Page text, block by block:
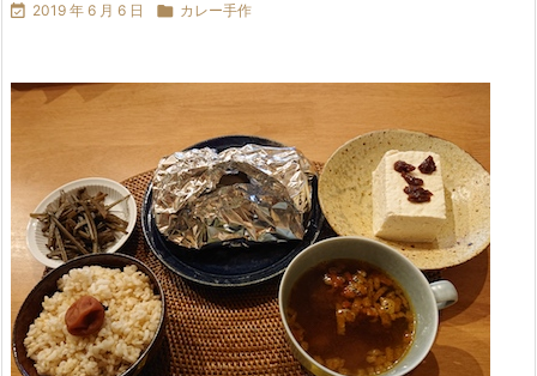
 2019 年 6 月 6 日  カレー手作